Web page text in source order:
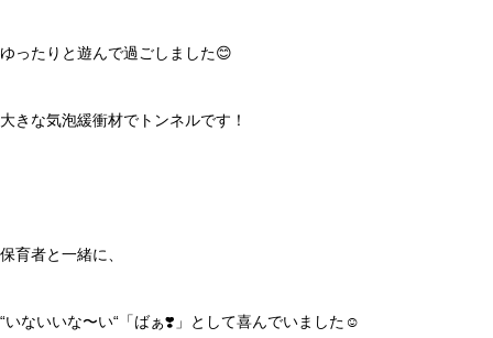
ゆったりと遊んで過ごしました😊
大きな気泡緩衝材でトンネルです！
保育者と一緒に、
“いないいな〜い“「ばぁ❣️」として喜んでいました☺️